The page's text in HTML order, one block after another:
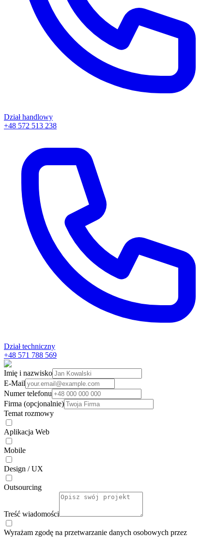
Dział handlowy
+48 572 513 238
Dział techniczny
+48 571 788 569
Imię i nazwisko
E-Mail
Numer telefonu
Firma (opcjonalnie)
Temat rozmowy
Aplikacja Web
Mobile
Design / UX
Outsourcing
Treść wiadomości
Wyrażam zgodę na przetwarzanie danych osobowych przez